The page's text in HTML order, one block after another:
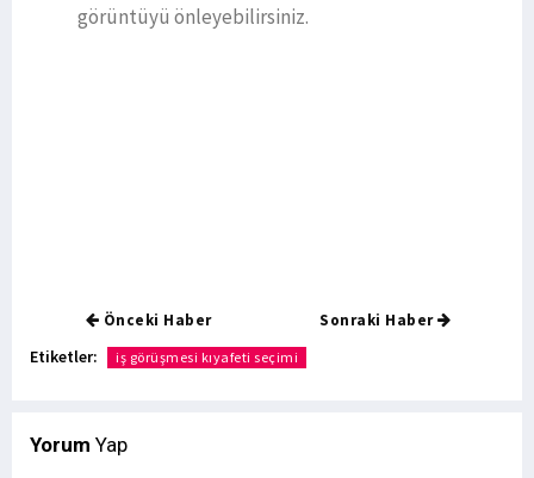
görüntüyü önleyebilirsiniz.
Önceki Haber Sonraki Haber
Etiketler: iş görüşmesi kıyafeti seçimi
Yorum Yap